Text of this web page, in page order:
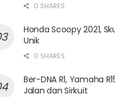
0 SHARES
Honda Scoopy 2021,
Unik
0 SHARES
Ber-DNA R1, Yamaha
Jalan dan Sirkuit